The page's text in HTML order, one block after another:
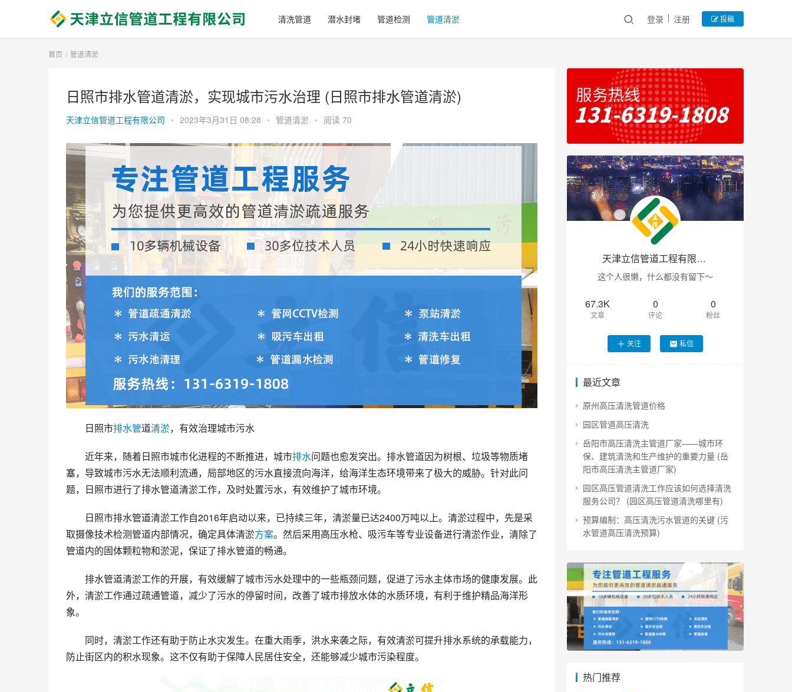
清洗管道 潜水封堵 管道检测 管道清淤 登录 注册 投稿
首页 管道清淤
日照市排水管道清淤，实现城市污水治理 (日照市排水管道清淤)
天津立信管道工程有限公司 • 2023年3月31日 08:28 • 管道清淤 • 阅读 70
日照市排水管道清淤，有效治理城市污水
近年来，随着日照市城市化进程的不断推进，城市排水问题也愈发突出。排水管道因为树根、垃圾等物质堵
塞，导致城市污水无法顺利流通，局部地区的污水直接流向海洋，给海洋生态环境带来了极大的威胁。针对此问
题，日照市进行了排水管道清淤工作，及时处置污水，有效维护了城市环境。
日照市排水管道清淤工作自2016年启动以来，已持续三年，清淤量已达2400万吨以上。清淤过程中，先是采
取摄像技术检测管道内部情况，确定具体清淤方案。然后采用高压水枪、吸污车等专业设备进行清淤作业，清除了
管道内的固体颗粒物和淤泥，保证了排水管道的畅通。
排水管道清淤工作的开展，有效缓解了城市污水处理中的一些瓶颈问题，促进了污水主体市场的健康发展。此
外，清淤工作通过疏通管道，减少了污水的停留时间，改善了城市排放水体的水质环境，有利于维护精品海洋形
象。
同时，清淤工作还有助于防止水灾发生。在重大雨季，洪水来袭之际，有效清淤可提升排水系统的承载能力，
防止街区内的积水现象。这不仅有助于保障人民居住安全，还能够减少城市污染程度。
天津立信管道工程有限公司
这个人很懒，什么都没有留下～
67.3K
文章
0
评论
0
粉丝
关注 私信
最近文章
原州高压清洗管道价格
园区管道高压清洗
岳阳市高压清洗主管道厂家——城市环
保、建筑清洗和生产维护的重要力量 (岳
阳市高压清洗主管道厂家)
园区高压管道清洗工作应该如何选择清洗
服务公司？ (园区高压管道清洗哪里有)
预算编制：高压清洗污水管道的关键 (污
水管道高压清洗预算)
热门推荐